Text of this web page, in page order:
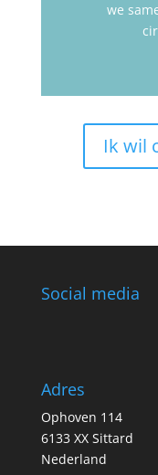
we
Ik wil
Social media
Adres
Ophoven 114
6133 XX Sittard
Nederland